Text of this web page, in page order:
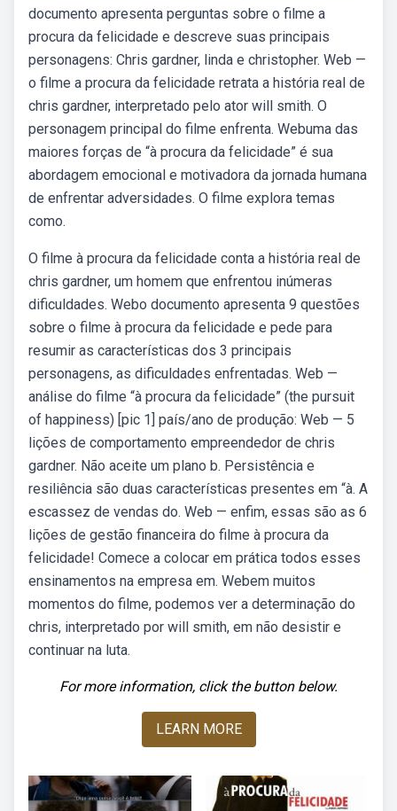
documento apresenta perguntas sobre o filme a
procura da felicidade e descreve suas principais
personagens: Chris gardner, linda e christopher. Web —
o filme a procura da felicidade retrata a história real de
chris gardner, interpretado pelo ator will smith. O
personagem principal do filme enfrenta. Webuma das
maiores forças de “à procura da felicidade” é sua
abordagem emocional e motivadora da jornada humana
de enfrentar adversidades. O filme explora temas
como.
O filme à procura da felicidade conta a história real de
chris gardner, um homem que enfrentou inúmeras
dificuldades. Webo documento apresenta 9 questões
sobre o filme à procura da felicidade e pede para
resumir as características dos 3 principais
personagens, as dificuldades enfrentadas. Web —
análise do filme “à procura da felicidade” (the pursuit
of happiness) [pic 1] país/ano de produção: Web — 5
lições de comportamento empreendedor de chris
gardner. Não aceite um plano b. Persistência e
resiliência são duas características presentes em “à. A
escassez de vendas do. Web — enfim, essas são as 6
lições de gestão financeira do filme à procura da
felicidade! Comece a colocar em prática todos esses
ensinamentos na empresa em. Webem muitos
momentos do filme, podemos ver a determinação do
chris, interpretado por will smith, em não desistir e
continuar na luta.
For more information, click the button below.
LEARN MORE